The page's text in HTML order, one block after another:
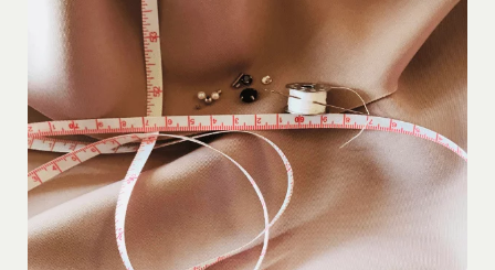
LIRE LA SUITE